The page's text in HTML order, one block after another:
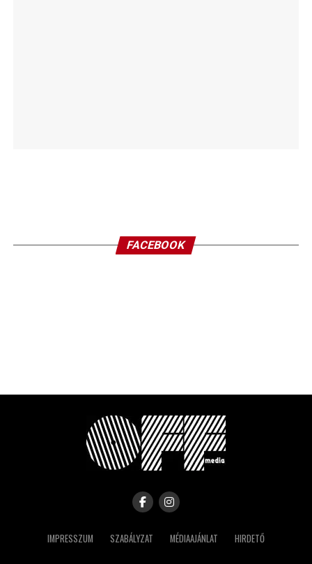
FACEBOOK
IMPRESSZUM SZABÁLYZAT MÉDIAAJÁNLAT HIRDETŐ